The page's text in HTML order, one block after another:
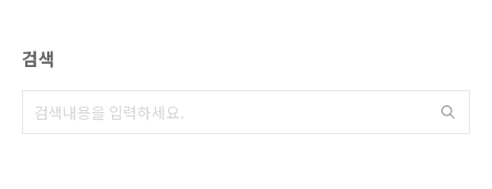
검색